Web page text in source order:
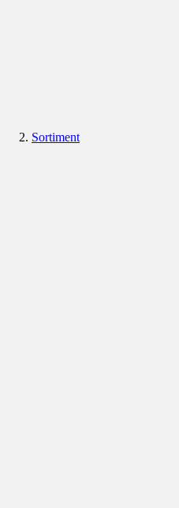
Sortiment